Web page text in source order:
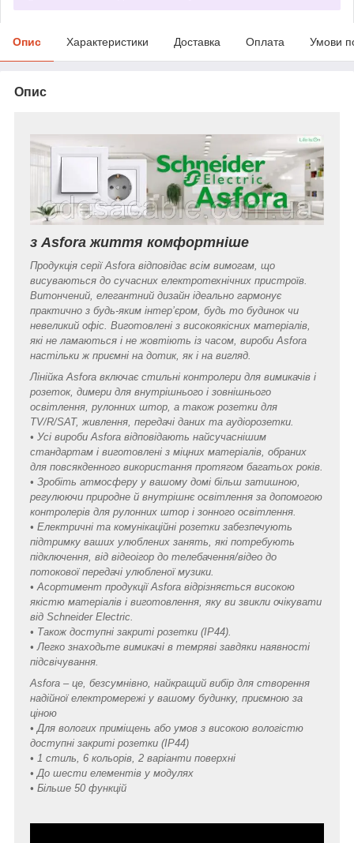
Опис Характеристики Доставка Оплата Умови
Опис
з Asfora життя комфортніше
Продукція серії Asfora відповідає всім вимогам, що
висуваються до сучасних електротехнічних пристроїв.
Витончений, елегантний дизайн ідеально гармонує
практично з будь-яким інтер’єром, будь то будинок чи
невеликий офіс. Виготовлені з високоякісних матеріалів,
які не ламаються і не жовтіють із часом, вироби Asfora
настільки ж приємні на дотик, як і на вигляд.
Лінійка Asfora включає стильні контролери для вимикачів і
розеток, димери для внутрішнього і зовнішнього
освітлення, рулонних штор, а також розетки для
TV/R/SAT, живлення, передачі даних та аудіорозетки.
• Усі вироби Asfora відповідають найсучаснішим
стандартам і виготовлені з міцних матеріалів, обраних
для повсякденного використання протягом багатьох років.
• Зробіть атмосферу у вашому домі більш затишною,
регулюючи природне й внутрішнє освітлення за допомогою
контролерів для рулонних штор і зонного освітлення.
• Електричні та комунікаційні розетки забезпечують
підтримку ваших улюблених занять, які потребують
підключення, від відеоігор до телебачення/відео до
потокової передачі улюбленої музики.
• Асортимент продукції Asfora відрізняється високою
якістю матеріалів і виготовлення, яку ви звикли очікувати
від Schneider Electric.
• Також доступні закриті розетки (IP44).
• Легко знаходьте вимикачі в темряві завдяки наявності
підсвічування.
Asfora – це, безсумнівно, найкращий вибір для створення
надійної електромережі у вашому будинку, приємною за
ціною
• Для вологих приміщень або умов з високою вологістю
доступні закриті розетки (IP44)
• 1 стиль, 6 кольорів, 2 варіанти поверхні
• До шести елементів у модулях
• Більше 50 функцій